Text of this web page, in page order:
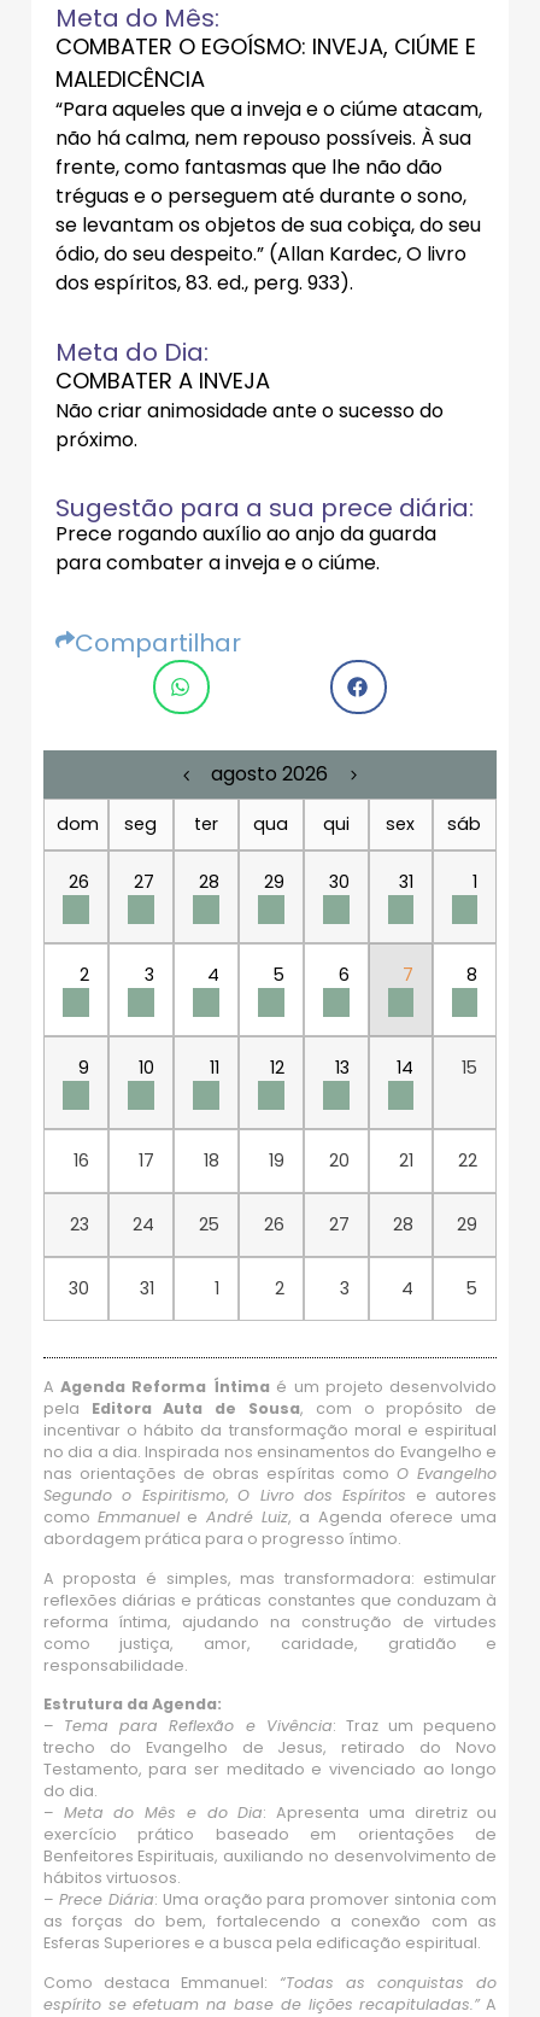
Meta do Mês:
COMBATER O EGOÍSMO: INVEJA, CIÚME E
MALEDICÊNCIA
“Para aqueles que a inveja e o ciúme atacam,
não há calma, nem repouso possíveis. À sua
frente, como fantasmas que lhe não dão
tréguas e o perseguem até durante o sono,
se levantam os objetos de sua cobiça, do seu
ódio, do seu despeito.” (Allan Kardec, O livro
dos espíritos, 83. ed., perg. 933).
Meta do Dia:
COMBATER A INVEJA
Não criar animosidade ante o sucesso do
próximo.
Sugestão para a sua prece diária:
Prece rogando auxílio ao anjo da guarda
para combater a inveja e o ciúme.
Compartilhar
agosto 2026
dom seg ter qua qui sex sáb
26 27 28 29 30 31 1
2 3 4 5 6 7 8
9 10 11 12 13 14 15
16 17 18 19 20 21 22
23 24 25 26 27 28 29
30 31 1 2 3 4 5
AAgenda Reforma Íntima é um projeto desenvolvido
pela Editora Auta de Sousa, com o propósito de
incentivar o hábito da transformação moral e espiritual
no dia a dia. Inspirada nos ensinamentos do Evangelho e
nas orientações de obras espíritas comoO Evangelho
Segundo o Espiritismo,O Livro dos Espíritos e autores
comoEmmanuel e André Luiz, a Agenda oferece uma
abordagem prática para o progresso íntimo.
A proposta é simples, mas transformadora: estimular
reflexões diárias e práticas constantes que conduzam à
reforma íntima, ajudando na construção de virtudes
como justiça, amor, caridade, gratidão e
responsabilidade.
Estrutura da Agenda:
– Tema para Reflexão e Vivência: Traz um pequeno
trecho do Evangelho de Jesus, retirado do Novo
Testamento, para ser meditado e vivenciado ao longo
do dia.
– Meta do Mês e do Dia: Apresenta uma diretriz ou
exercício prático baseado em orientações de
Benfeitores Espirituais, auxiliando no desenvolvimento de
hábitos virtuosos.
– Prece Diária: Uma oração para promover sintonia com
as forças do bem, fortalecendo a conexão com as
Esferas Superiores e a busca pela edificação espiritual.
Como destaca Emmanuel: “Todas as conquistas do
espírito se efetuam na base de lições recapituladas.”A